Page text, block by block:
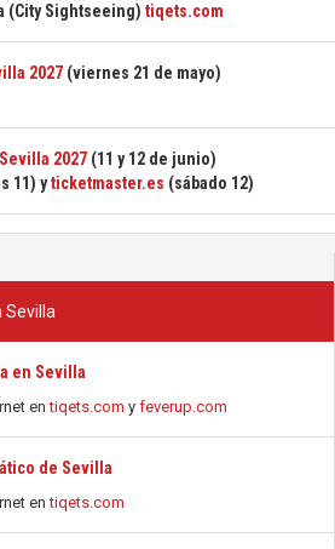
Sevilla
en Sevilla
entiqets.com y feverup.com
de Sevilla
entiqets.com
(City Sightseeing) tiqets.com
2027 (viernes 21 de mayo)
2027 (11 y 12 de junio)
11) yticketmaster.es (sábado 12)